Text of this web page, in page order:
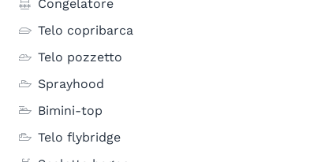
Congelatore
Telo copribarca
Telo pozzetto
Sprayhood
Bimini-top
Telo flybridge